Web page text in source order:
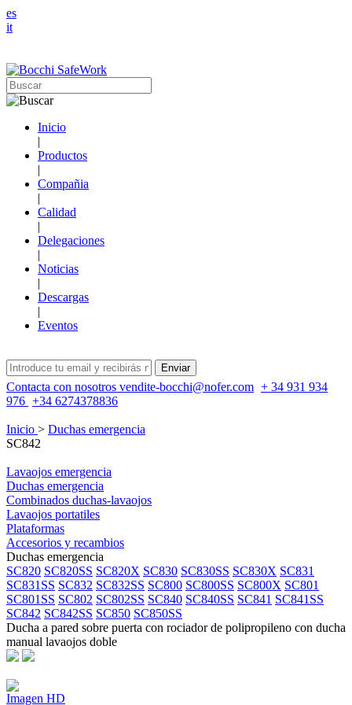
es
it
Inicio
|
Productos
|
Compañia
|
Calidad
|
Delegaciones
|
Noticias
|
Descargas
|
Eventos
Contacta con nosotros vendite-bocchi@nofer.com + 34 931 934
976 +34 6274378836
Inicio > Duchas emergencia
SC842
Lavaojos emergencia
Duchas emergencia
Combinados duchas-lavaojos
Lavaojos portatiles
Plataformas
Accesorios y recambios
Duchas emergencia
SC820 SC820SS SC820X SC830 SC830SS SC830X SC831
SC831SS SC832 SC832SS SC800 SC800SS SC800X SC801
SC801SS SC802 SC802SS SC840 SC840SS SC841 SC841SS
SC842 SC842SS SC850 SC850SS
Ducha a pared sobre puerta con rociador de polipropileno con ducha
manual lavaojos doble
Imagen HD